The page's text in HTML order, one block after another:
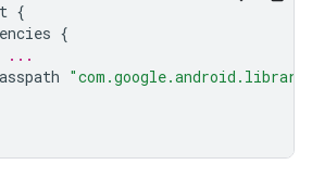
{
{
...